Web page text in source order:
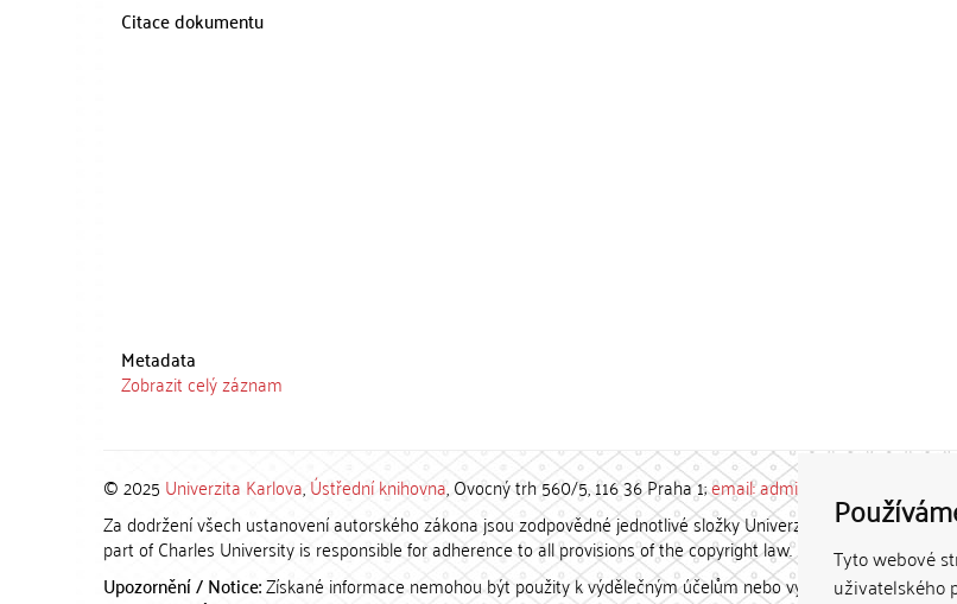
Tyto webové
uživatelského
Citace dokumentu
Metadata
Zobrazit celý záznam
© 2025 Univerzita Karlova,Ústřední knihovna, Ovocný trh 560/5, 116 36 Praha 1;email: admin-repozitar [at] cuni.cz
Za dodržení všech ustanovení autorského zákona jsou zodpovědné jednotlivé složky Univerzity Karlovy. / Each
part of Charles University is responsible for adherence to all provisions of the copyright law.
Upozornění / Notice:Získané informace nemohou být použity k výdělečným účelům nebo vydávány za studijní,